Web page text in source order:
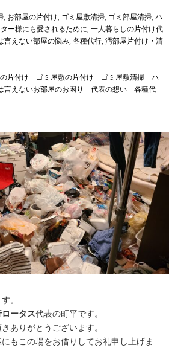
, お部屋の片付け, ゴミ屋敷清掃, ゴミ部屋清掃, ハ
ー様にも愛されるために, 一人暮らしの片付け代
言えない部屋の悩み, 各種代行, 汚部屋片付け・清
片付け ゴミ屋敷の片付け ゴミ屋敷清掃
ハ
言えないお部屋のお困り 代表の想い
各種代
。
ータス代表の町平です。
ありがとうございます。
もこの場をお借りしてお礼申し上げま